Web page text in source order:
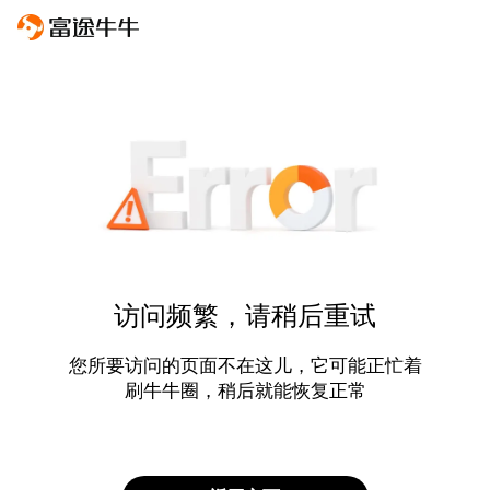
访问频繁，请稍后重试
您所要访问的页面不在这儿，它可能正忙着
刷牛牛圈，稍后就能恢复正常